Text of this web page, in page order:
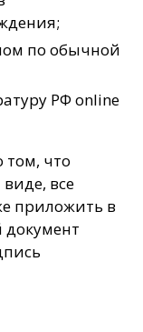
по обычной
РФ online
что
все
приложить в
документ